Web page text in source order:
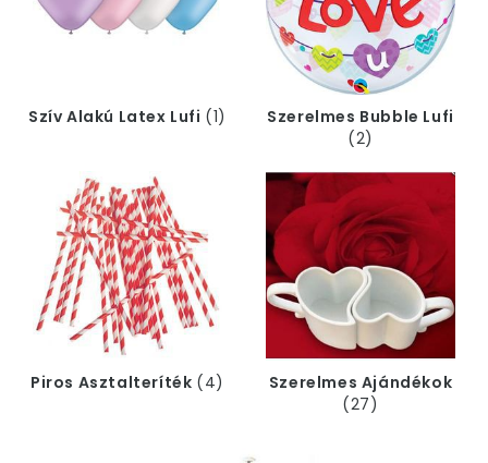
kínálatunkból, a Valentin napi ajándékok közül.
Szerezz be például pár Valentin napi lufit, aminél
kedvesebb, ötletesebb romantikus
, és dekoráld ki vele a lakást, majd nyiss meg
egy üveg bort és főzz mellé egy könnyű spagettit!
Olyan lesz ez az este, mintha egy aranyhal
teljesítette volna 3 ki nem mondott kívánságotok! A
többi rajtatok múlik…
Szív Alakú Latex Lufi (1)
Szerelmes Bubble Lufi
(2)
Piros Asztalteríték (4)
Szerelmes Ajándékok
(27)